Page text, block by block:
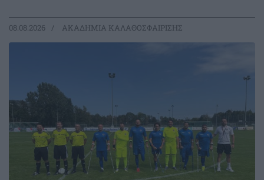
08.08.2026 ΑΚΑΔΗΜΙΑ ΚΑΛΑΘΟΣΦΑΙΡΙΣΗΣ